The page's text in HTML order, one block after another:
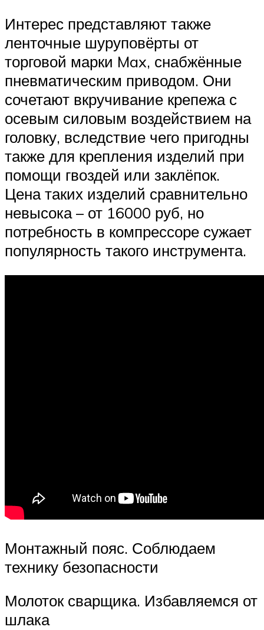
Интерес представляют также
ленточные шуруповёрты от
торговой марки Max, снабжённые
пневматическим приводом. Они
сочетают вкручивание крепежа с
осевым силовым воздействием на
головку, вследствие чего пригодны
также для крепления изделий при
помощи гвоздей или заклёпок.
Цена таких изделий сравнительно
невысока – от 16000 руб, но
потребность в компрессоре сужает
популярность такого инструмента.
Монтажный пояс. Соблюдаем
технику безопасности
Молоток сварщика. Избавляемся от
шлака